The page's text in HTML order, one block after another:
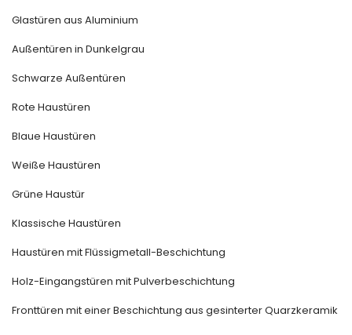
Glastüren aus Aluminium
Außentüren in Dunkelgrau
Schwarze Außentüren
Rote Haustüren
Blaue Haustüren
Weiße Haustüren
Grüne Haustür
Klassische Haustüren
Haustüren mit Flüssigmetall-Beschichtung
Holz-Eingangstüren mit Pulverbeschichtung
Fronttüren mit einer Beschichtung aus gesinterter Quarzkeramik